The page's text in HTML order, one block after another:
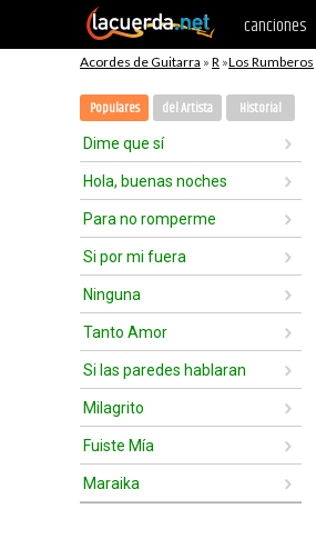
canciones
Acordes de Guitarra » R »Los Rumberos
Populares del Artista Historial
Dime que sí
Hola, buenas noches
Para no romperme
Si por mi fuera
Ninguna
Tanto Amor
Si las paredes hablaran
Milagrito
Fuiste Mía
Maraika